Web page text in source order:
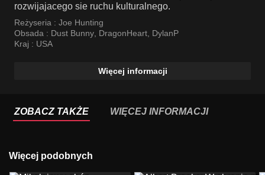
rozwijajacego sie ruchu kulturalnego.
Reżyseria : Joe Hunting
Obsada : Dust Bunny DragonHeart DylanP
Kraj : USA
Więcej informacji
ZOBACZ TAKŻE WIĘCEJ INFORMACJI
Więcej podobnych